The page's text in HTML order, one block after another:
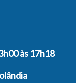
às 17h18